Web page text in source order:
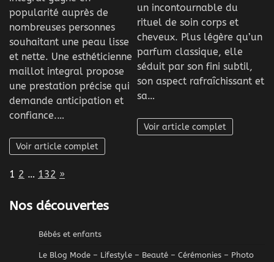
popularité auprès de
nombreuses personnes
souhaitant une peau lisse
et nette. Une esthéticienne
maillot integral propose
une prestation précise qui
demande anticipation et
confiance.…
Voir article complet
un incontournable du
rituel de soin corps et
cheveux. Plus légère qu’un
parfum classique, elle
séduit par son fini subtil,
son aspect rafraîchissant et
sa…
Voir article complet
Page:
1 2 … 132 Next
»
Nos découvertes
Bébés et enfants
Le Blog Mode – Lifestyle – Beauté – Cérémonies – Photo